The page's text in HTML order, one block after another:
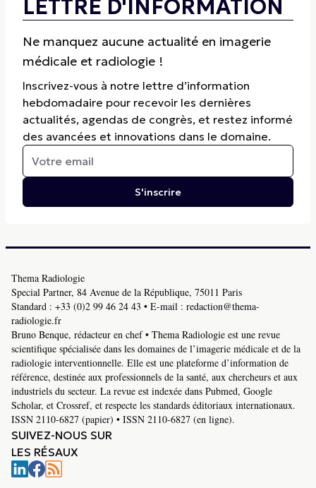
LETTRE D'INFORMATION
Ne manquez aucune actualité en imagerie
médicale et radiologie !
Inscrivez-vous à notre lettre d’information
hebdomadaire pour recevoir les dernières
actualités, agendas de congrès, et restez informé
des avancées et innovations dans le domaine.
S'inscrire
Thema Radiologie
Special Partner, 84 Avenue de la République, 75011 Paris
Standard : +33 (0)2 99 46 24 43 • E-mail : redaction@thema-
radiologie.fr
Bruno Benque, rédacteur en chef • Thema Radiologie est une revue
scientifique spécialisée dans les domaines de l’imagerie médicale et de la
radiologie interventionnelle. Elle est une plateforme d’information de
référence, destinée aux professionnels de la santé, aux chercheurs et aux
industriels du secteur. La revue est indexée dans Pubmed, Google
Scholar, et Crossref, et respecte les standards éditoriaux internationaux.
ISSN 2110-6827 (papier) • ISSN 2110-6827 (en ligne).
SUIVEZ-NOUS SUR
LES RÉSAUX